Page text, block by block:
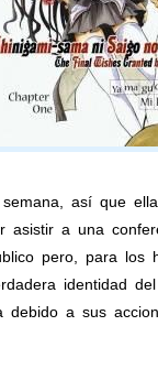
así que
a una
pero, para los
identidad
a sus